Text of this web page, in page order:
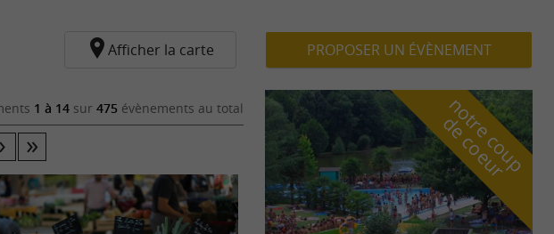
mais, qui offre une chair moelleuse. Sa culture est protégée par le
et de chèvre, permettent l’élaboration defromages à retrouver sur les
douce texture et leur saveur délicate, à savourer avec un vin Jurançon
de nombreuses astuces pour passer derrière les fourneaux. Pour
sûr), ou une garbure ? Vous pourrez les épicer avec le piment de
Afficher la carte
1 à 14 sur 475 évènements au total
PROPOSER UN ÉVÈNEMENT
n
o
t
r
e
c
o
u
p
d
e
c
o
e
u
r